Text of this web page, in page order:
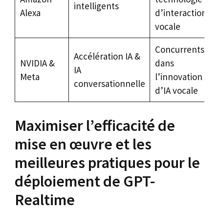
Alexa
intelligents
d’interaction
vocale
NVIDIA &
Meta
Accélération IA &
IA
conversationnelle
Concurrents
dans
l’innovation
d’IA vocale
Maximiser l’efficacité de
mise en œuvre et les
meilleures pratiques pour le
déploiement de GPT-
Realtime